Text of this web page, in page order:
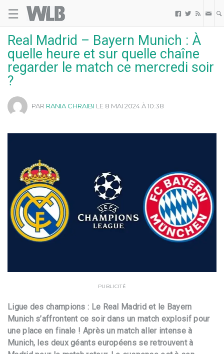
☰   
Real Madrid – Bayern Munich : À
quelle heure et sur quelle chaîne
regarder le match ce mercredi soir
?
PAR RANIA CHRAIBI LE 8 MAI 2024 À 10:38
PUBLICITÉ
Ligue des champions : Le Real Madrid et le Bayern
Munich s’affrontent ce soir dans un match explosif pour
une place en finale ! Après un match aller intense à
Munich, les deux géants européens se retrouvent à